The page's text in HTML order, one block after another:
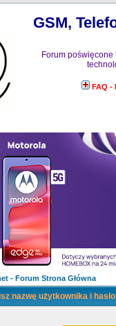
GSM,
Forum
FAQ -
- Forum Strona Główna
nazwę użytkownika i